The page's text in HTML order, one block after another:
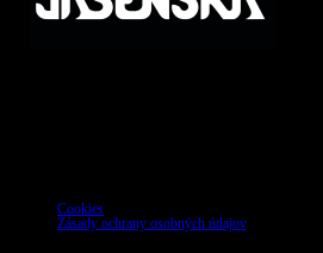
Cookies
Zásady ochrany osobných údajov